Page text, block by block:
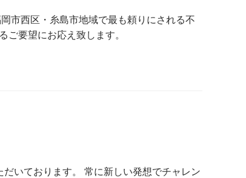
市西区・糸島市地域で最も頼りにされる不
要望にお応え致します。
いております。 常に新しい発想でチャレン